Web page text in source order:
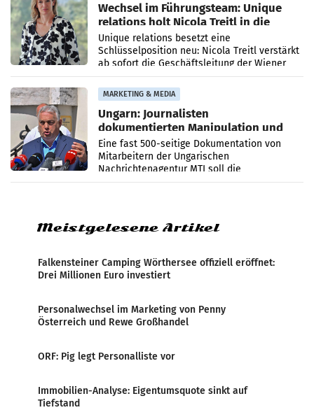
Wechsel im Führungsteam: Unique
relations holt Nicola Treitl in die
Geschäftsleitung
Unique relations besetzt eine
Schlüsselposition neu: Nicola Treitl verstärkt
ab sofort die Geschäftsleitung der Wiener
PR-Agentur an der Seite von Josef Kalina und
Anna Kalina-Mahr.
MARKETING & MEDIA
Ungarn: Journalisten
dokumentierten Manipulation und
Zensur
Eine fast 500-seitige Dokumentation von
Mitarbeitern der Ungarischen
Nachrichtenagentur MTI soll die
systematische Nachrichten-Manipulation und
Meistgelesene Artikel
Falkensteiner Camping Wörthersee offiziell eröffnet:
Drei Millionen Euro investiert
Personalwechsel im Marketing von Penny
Österreich und Rewe Großhandel
ORF: Pig legt Personalliste vor
Immobilien-Analyse: Eigentumsquote sinkt auf
Tiefstand